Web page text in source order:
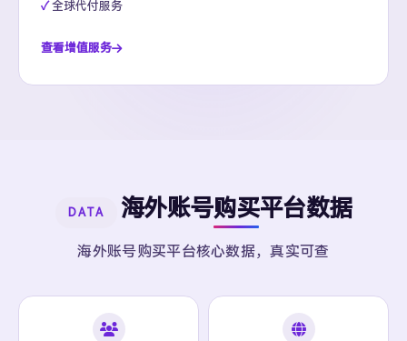
全球代付服务
查看增值服务
DATA 海外账号购买平台数据
海外账号购买平台核心数据，真实可查